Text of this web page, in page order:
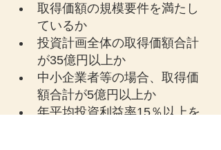
取得価額の規模要件を満たし
ているか
投資計画全体の取得価額合計
が35億円以上か
中小企業者等の場合、取得価
額合計が5億円以上か
年平均投資利益率15％以上を